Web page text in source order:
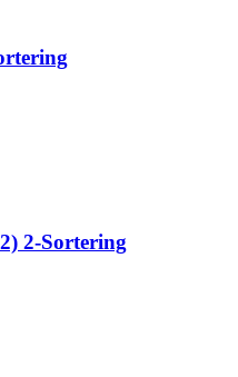
2-Sortering